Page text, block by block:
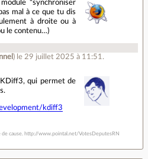
"synchroniser
mal à ce que tu dis
à droite ou à
le contenu…)
) le 29 juillet 2025 à 11:51 .
qui permet de
kdiff3
de cause. http://www.pointal.net/VotesDeputesRN